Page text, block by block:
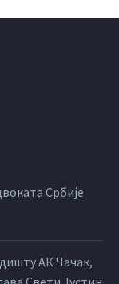
Србије
АК Чачак,